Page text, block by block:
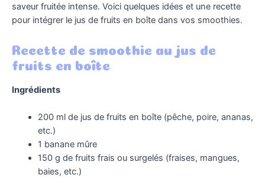
saveur fruitée intense. Voici quelques idées et une recette
pour intégrer le jus de fruits en boîte dans vos smoothies.
Recette de smoothie au jus de
fruits en boîte
Ingrédients
200 ml de jus de fruits en boîte (pêche, poire, ananas,
etc.)
1 banane mûre
150 g de fruits frais ou surgelés (fraises, mangues,
baies, etc.)